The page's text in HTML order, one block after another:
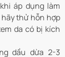
áp dụng làm
thử hỗn hợp
da có bị kích
dầu dừa 2-3